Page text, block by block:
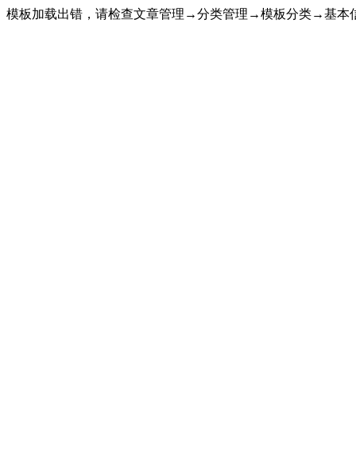
模板加载出错，请检查文章管理→分类管理→模板分类→基本